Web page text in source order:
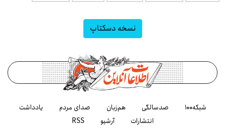
نسخه دسکتاپ
شبکه۱۰۰ صدسالگی هم‌زبان صدای مردم
یادداشت
انتشارات
آرشیو RSS